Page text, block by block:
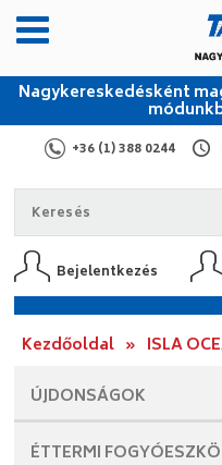
Nagykereskedésként
+36 (1) 388 0244
Bejelentkezés
Kezdőoldal » ISLA
ÚJDONSÁGOK
ÉTTERMI